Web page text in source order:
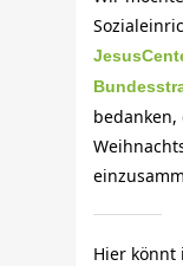
Hier könnt